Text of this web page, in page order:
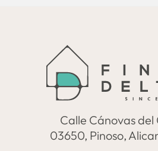
Calle Cánovas del
03650, Pinoso,